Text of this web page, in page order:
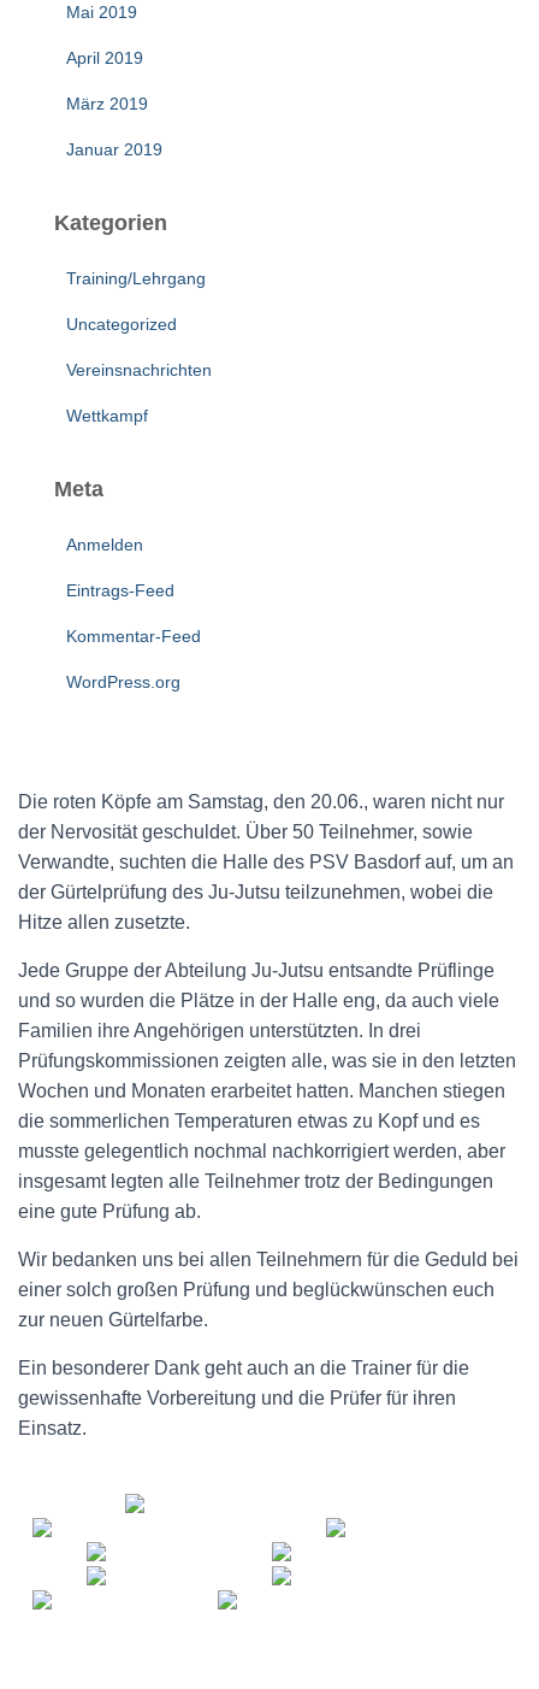
Mai 2019
April 2019
März 2019
Januar 2019
Kategorien
Training/Lehrgang
Uncategorized
Vereinsnachrichten
Wettkampf
Meta
Anmelden
Eintrags-Feed
Kommentar-Feed
WordPress.org
Die roten Köpfe am Samstag, den 20.06., waren nicht nur
der Nervosität geschuldet. Über 50 Teilnehmer, sowie
Verwandte, suchten die Halle des PSV Basdorf auf, um an
der Gürtelprüfung des Ju-Jutsu teilzunehmen, wobei die
Hitze allen zusetzte.
Jede Gruppe der Abteilung Ju-Jutsu entsandte Prüflinge
und so wurden die Plätze in der Halle eng, da auch viele
Familien ihre Angehörigen unterstützten. In drei
Prüfungskommissionen zeigten alle, was sie in den letzten
Wochen und Monaten erarbeitet hatten. Manchen stiegen
die sommerlichen Temperaturen etwas zu Kopf und es
musste gelegentlich nochmal nachkorrigiert werden, aber
insgesamt legten alle Teilnehmer trotz der Bedingungen
eine gute Prüfung ab.
Wir bedanken uns bei allen Teilnehmern für die Geduld bei
einer solch großen Prüfung und beglückwünschen euch
zur neuen Gürtelfarbe.
Ein besonderer Dank geht auch an die Trainer für die
gewissenhafte Vorbereitung und die Prüfer für ihren
Einsatz.